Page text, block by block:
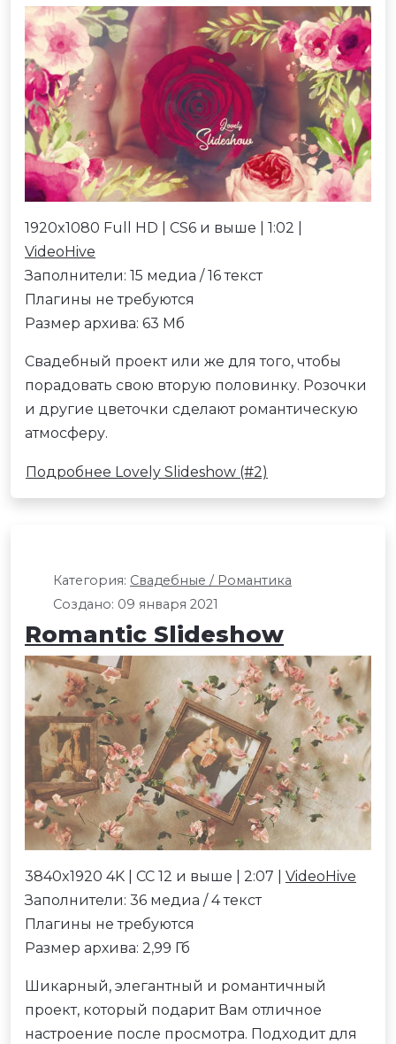
1920x1080 Full HD | CS6 и выше | 1:02 |
VideoHive
Заполнители: 15 медиа / 16 текст
Плагины не требуются
Размер архива: 63 Мб
Свадебный проект или же для того, чтобы
порадовать свою вторую половинку. Розочки
и другие цветочки сделают романтическую
атмосферу.
Подробнее Lovely Slideshow (#2)
Категория: Свадебные / Романтика
Создано: 09 января 2021
Romantic Slideshow
3840x1920 4K | CC 12 и выше | 2:07 | VideoHive
Заполнители: 36 медиа / 4 текст
Плагины не требуются
Размер архива: 2,99 Гб
Шикарный, элегантный и романтичный
проект, который подарит Вам отличное
настроение после просмотра. Подходит для